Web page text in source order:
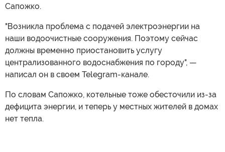
Сапожко.
"Возникла проблема с подачей электроэнергии на
наши водоочистные сооружения. Поэтому сейчас
должны временно приостановить услугу
централизованного водоснабжения по городу", —
написал он в своем Telegram-канале.
По словам Сапожко, котельные тоже обесточили из-за
дефицита энергии, и теперь у местных жителей в домах
нет тепла.